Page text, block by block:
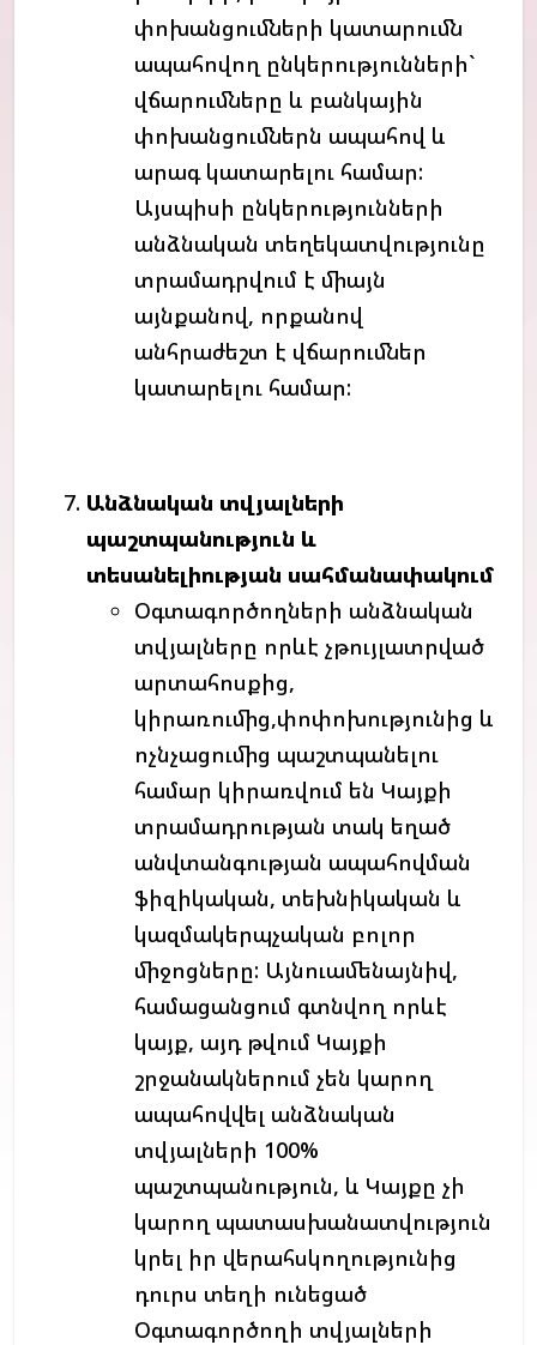
փոխանցումների կատարումն
ապահովող ընկերությունների`
վճարումները և բանկային
փոխանցումներն ապահով և
արագ կատարելու համար:
Այսպիսի ընկերությունների
անձնական տեղեկատվությունը
տրամադրվում է միայն
այնքանով, որքանով
անհրաժեշտ է վճարումներ
կատարելու համար:
Անձնական տվյալների
պաշտպանություն և
տեսանելիության սահմանափակում
Օգտագործողների անձնական
տվյալները որևէ չթույլատրված
արտահոսքից,
կիրառումից,փոփոխությունից և
ոչնչացումից պաշտպանելու
համար կիրառվում են Կայքի
տրամադրության տակ եղած
անվտանգության ապահովման
ֆիզիկական, տեխնիկական և
կազմակերպչական բոլոր
միջոցները: Այնուամենայնիվ,
համացանցում գտնվող որևէ
կայք, այդ թվում Կայքի
շրջանակներում չեն կարող
ապահովվել անձնական
տվյալների 100%
պաշտպանություն, և Կայքը չի
կարող պատասխանատվություն
կրել իր վերահսկողությունից
դուրս տեղի ունեցած
Օգտագործողի տվյալների